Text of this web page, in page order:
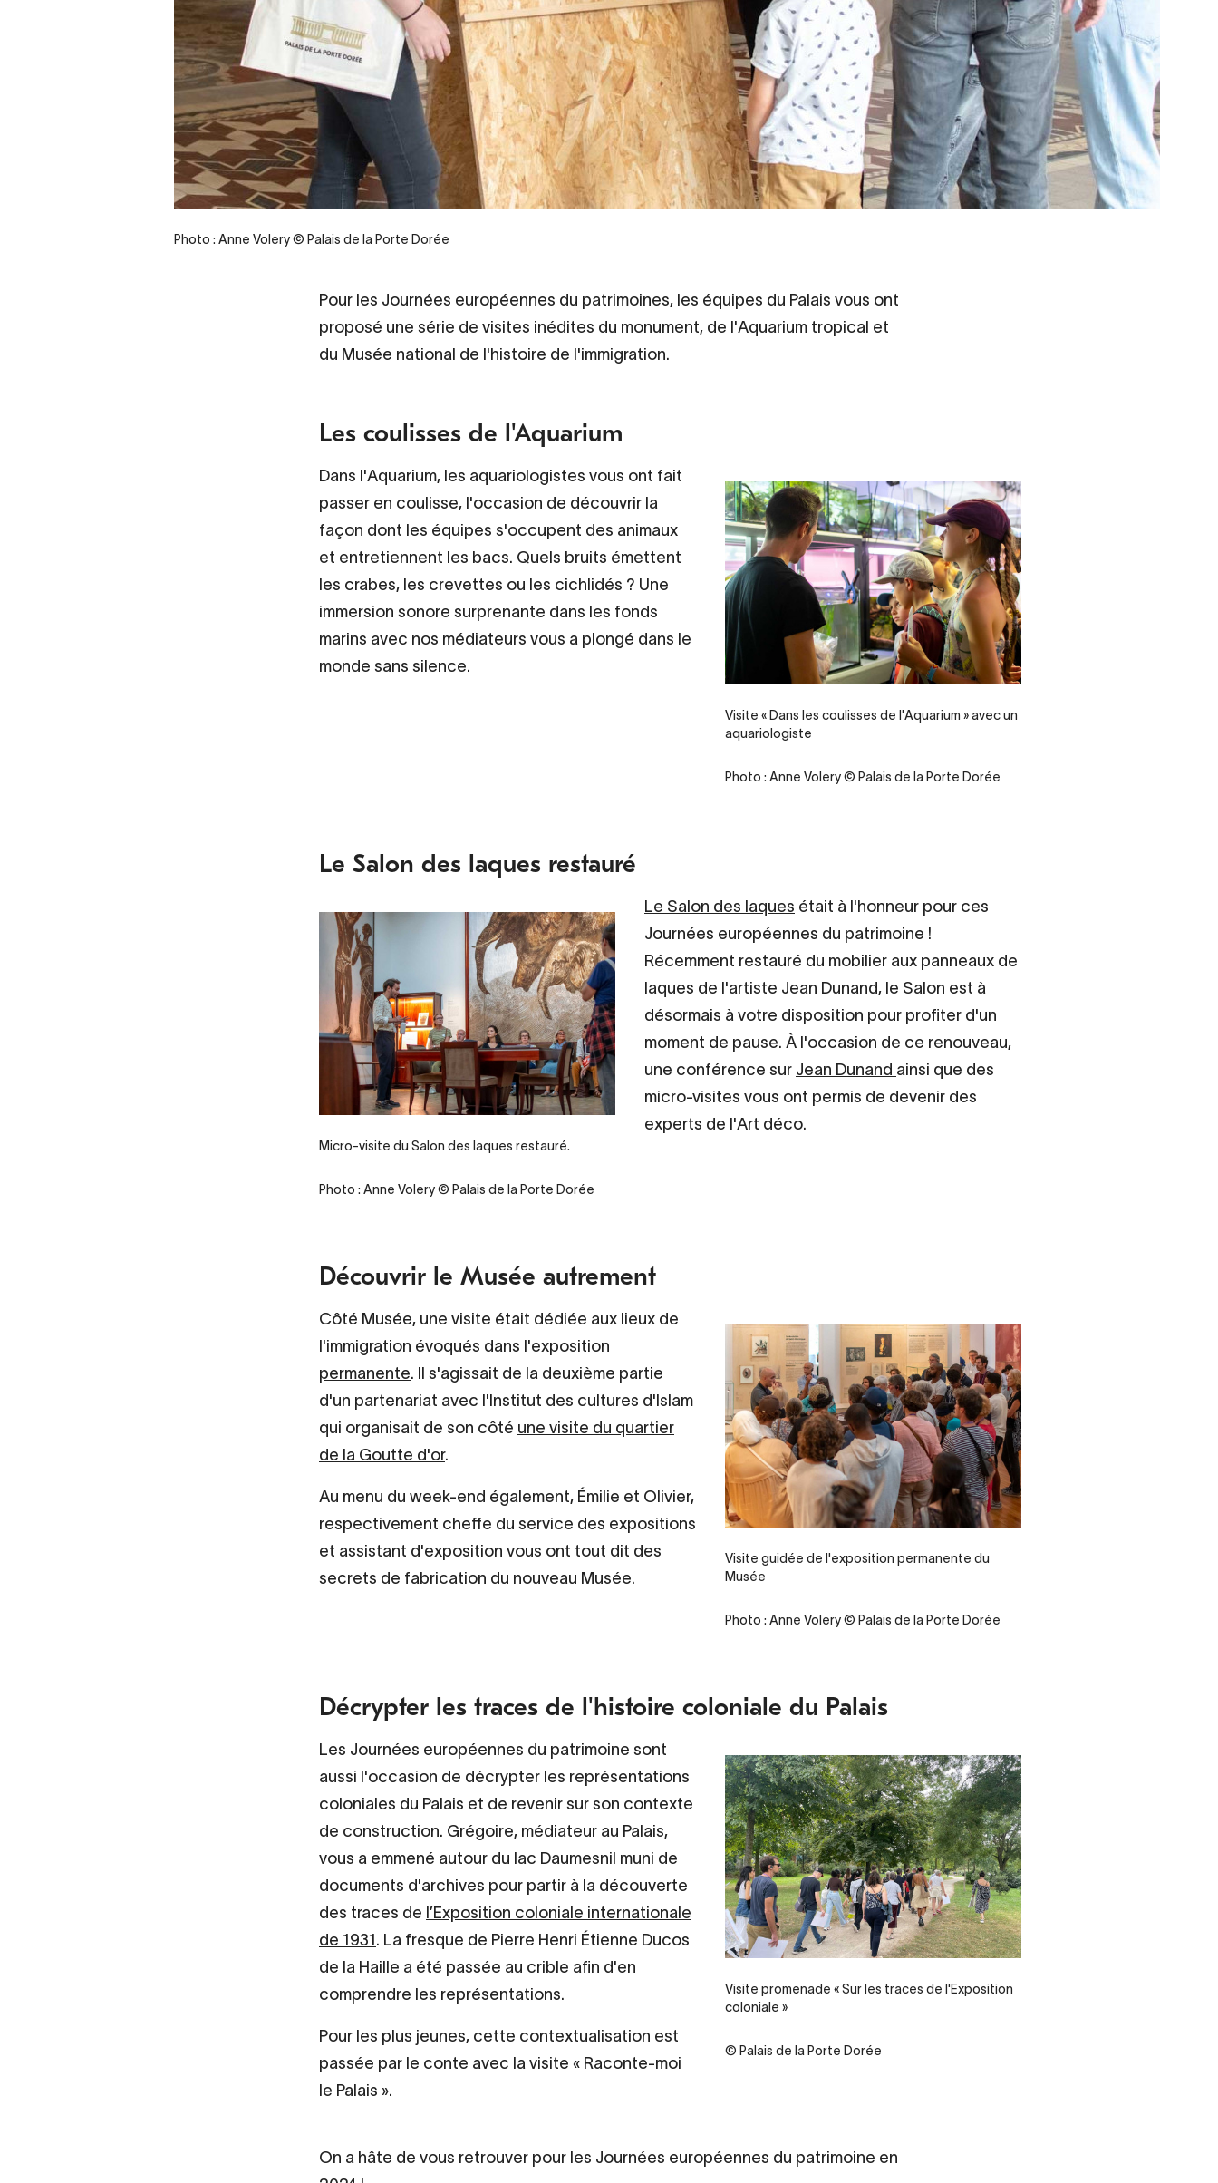
Photo : Anne Volery © Palais de la Porte Dorée
Pour les Journées européennes du patrimoines, les équipes du Palais vous ont
proposé une série de visites inédites du monument, de l'Aquarium tropical et
du Musée national de l'histoire de l'immigration.
Les coulisses de l'Aquarium
Visite « Dans les coulisses de l'Aquarium » avec un
aquariologiste
Photo : Anne Volery © Palais de la Porte Dorée
Dans l'Aquarium, les aquariologistes vous ont fait
passer en coulisse, l'occasion de découvrir la
façon dont les équipes s'occupent des animaux
et entretiennent les bacs. Quels bruits émettent
les crabes, les crevettes ou les cichlidés ? Une
immersion sonore surprenante dans les fonds
marins avec nos médiateurs vous a plongé dans le
monde sans silence.
Le Salon des laques restauré
Micro-visite du Salon des laques restauré.
Photo : Anne Volery © Palais de la Porte Dorée
Le Salon des laques était à l'honneur pour ces
Journées européennes du patrimoine !
Récemment restauré du mobilier aux panneaux de
laques de l'artiste Jean Dunand, le Salon est à
désormais à votre disposition pour profiter d'un
moment de pause. À l'occasion de ce renouveau,
une conférence sur Jean Dunand ainsi que des
micro-visites vous ont permis de devenir des
experts de l'Art déco.
Découvrir le Musée autrement
Visite guidée de l'exposition permanente du
Musée
Photo : Anne Volery © Palais de la Porte Dorée
Côté Musée, une visite était dédiée aux lieux de
l'immigration évoqués dans l'exposition
permanente. Il s'agissait de la deuxième partie
d'un partenariat avec l'Institut des cultures d'Islam
qui organisait de son côté une visite du quartier
de la Goutte d'or.
Au menu du week-end également, Émilie et Olivier,
respectivement cheffe du service des expositions
et assistant d'exposition vous ont tout dit des
secrets de fabrication du nouveau Musée.
Décrypter les traces de l'histoire coloniale du Palais
Visite promenade « Sur les traces de l'Exposition
coloniale »
© Palais de la Porte Dorée
Les Journées européennes du patrimoine sont
aussi l'occasion de décrypter les représentations
coloniales du Palais et de revenir sur son contexte
de construction. Grégoire, médiateur au Palais,
vous a emmené autour du lac Daumesnil muni de
documents d'archives pour partir à la découverte
des traces de l’Exposition coloniale internationale
de 1931. La fresque de Pierre Henri Étienne Ducos
de la Haille a été passée au crible afin d'en
comprendre les représentations.
Pour les plus jeunes, cette contextualisation est
passée par le conte avec la visite « Raconte-moi
le Palais ».
On a hâte de vous retrouver pour les Journées européennes du patrimoine en